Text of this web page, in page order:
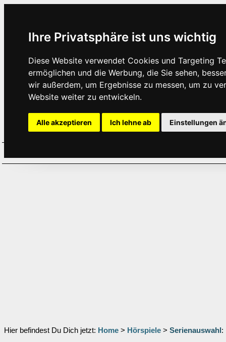
Ihre Privatsphäre ist uns wichtig
Diese Website verwendet Cookies und Targeting
ermöglichen und die Werbung, die Sie sehen,
wir außerdem, um Ergebnisse zu messen, um zu
Website weiter zu entwickeln.
Alle akzeptieren Ich lehne ab Einstellungen
Hier befindest Du Dich jetzt: Home > Hörspiele > Serienauswahl :